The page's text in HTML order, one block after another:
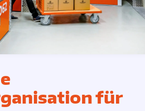
für